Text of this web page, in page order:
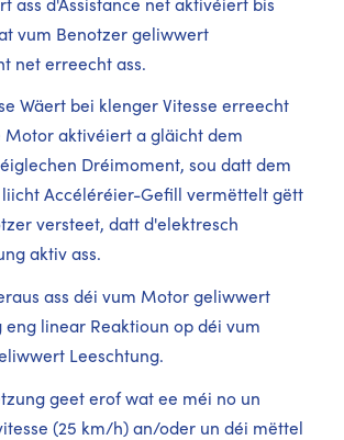
vum Benotzer geliwwert
net erreecht ass.
Wäert bei klenger Vitesse erreecht
Motor aktivéiert a gläicht dem
Dréimoment, sou datt dem
Accéléréier-Gefill vermëttelt gëtt
versteet, datt d'elektresch
aktiv ass.
ass déi vum Motor geliwwert
eng linear Reaktioun op déi vum
Leeschtung.
geet erof wat ee méi no un
(25 km/h) an/oder un déi mëttel